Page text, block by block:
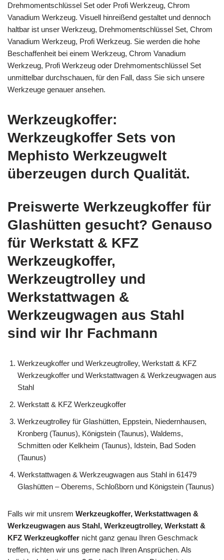
Drehmomentschlüssel Set oder Profi Werkzeug, Chrom
Vanadium Werkzeug. Visuell hinreißend gestaltet und dennoch
haltbar ist unser Werkzeug, Drehmomentschlüssel Set, Chrom
Vanadium Werkzeug, Profi Werkzeug. Sie werden die hohe
Beschaffenheit bei einem Werkzeug, Chrom Vanadium
Werkzeug, Profi Werkzeug oder Drehmomentschlüssel Set
unmittelbar durchschauen, für den Fall, dass Sie sich unsere
Werkzeuge genauer ansehen.
Werkzeugkoffer:
Werkzeugkoffer Sets von
Mephisto Werkzeugwelt
überzeugen durch Qualität.
Preiswerte Werkzeugkoffer für
Glashütten gesucht? Genauso
für Werkstatt & KFZ
Werkzeugkoffer,
Werkzeugtrolley und
Werkstattwagen &
Werkzeugwagen aus Stahl
sind wir Ihr Fachmann
Werkzeugkoffer und Werkzeugtrolley, Werkstatt & KFZ
Werkzeugkoffer und Werkstattwagen & Werkzeugwagen aus
Stahl
Werkstatt & KFZ Werkzeugkoffer
Werkzeugtrolley für Glashütten, Eppstein, Niedernhausen,
Kronberg (Taunus), Königstein (Taunus), Waldems,
Schmitten oder Kelkheim (Taunus), Idstein, Bad Soden
(Taunus)
Werkstattwagen & Werkzeugwagen aus Stahl in 61479
Glashütten – Oberems, Schloßborn und Königstein (Taunus)
Falls wir mit unsrem Werkzeugkoffer, Werkstattwagen &
Werkzeugwagen aus Stahl, Werkzeugtrolley, Werkstatt &
KFZ Werkzeugkoffer nicht ganz genau Ihren Geschmack
treffen, richten wir uns gerne nach Ihren Ansprüchen. Als